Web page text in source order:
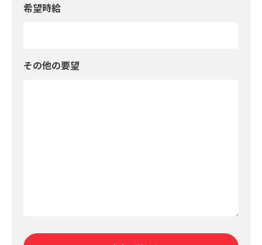
希望時給
その他の要望